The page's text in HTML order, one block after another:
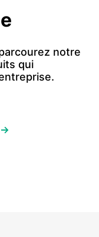
notre
qui